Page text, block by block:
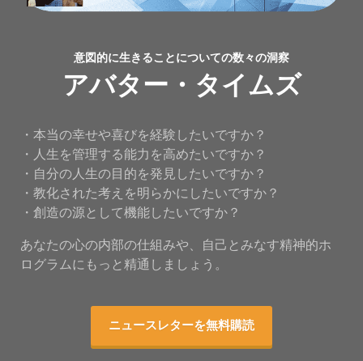
意図的に生きることについての数々の洞察
アバター・タイムズ
・本当の幸せや喜びを経験したいですか？
・人生を管理する能力を高めたいですか？
・自分の人生の目的を発見したいですか？
・教化された考えを明らかにしたいですか？
・創造の源として機能したいですか？
あなたの心の内部の仕組みや、自己とみなす精神的ホ
ログラムにもっと精通しましょう。
ニュースレターを無料購読